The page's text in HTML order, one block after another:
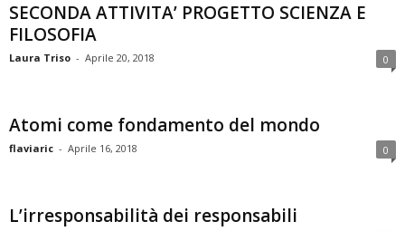
SECONDA ATTIVITA’ PROGETTO SCIENZA E
FILOSOFIA
Laura Triso - Aprile 20, 2018 0
Atomi come fondamento del mondo
flaviaric - Aprile 16, 2018 0
L’irresponsabilità dei responsabili